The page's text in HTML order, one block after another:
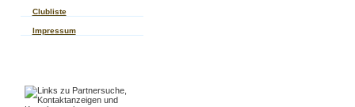
Clubliste
Impressum